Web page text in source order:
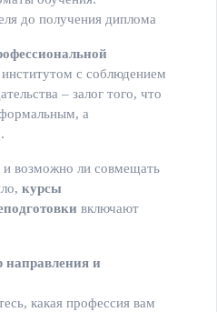
до получения диплома
с соблюдением
– залог того, что
а
и возможно ли совмещать
курсы
включают
направления и
какая профессия вам